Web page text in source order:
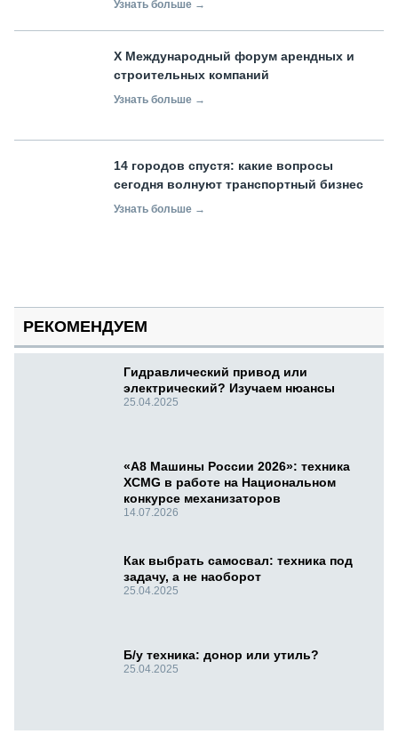
Узнать больше →
X Международный форум арендных и
строительных компаний
Узнать больше →
14 городов спустя: какие вопросы
сегодня волнуют транспортный бизнес
Узнать больше →
РЕКОМЕНДУЕМ
Гидравлический привод или
электрический? Изучаем нюансы
25.04.2025
«А8 Машины России 2026»: техника
XCMG в работе на Национальном
конкурсе механизаторов
14.07.2026
Как выбрать самосвал: техника под
задачу, а не наоборот
25.04.2025
Б/у техника: донор или утиль?
25.04.2025